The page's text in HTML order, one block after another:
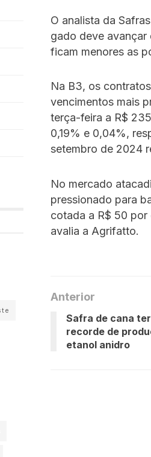
O analista da
gado deve
ficam menores as
Na B3, os
vencimentos mais
terça-feira a R$
0,19% e 0,04%,
setembro de 2024
No mercado
pressionado para
cotada a R$ 50 por
avalia a Agrifatto.
Anterior
Safra de cana
recorde de
etanol anidro